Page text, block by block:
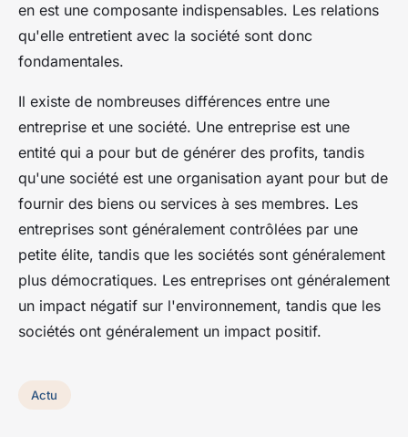
en est une composante indispensables. Les relations
qu'elle entretient avec la société sont donc
fondamentales.
Il existe de nombreuses différences entre une
entreprise et une société. Une entreprise est une
entité qui a pour but de générer des profits, tandis
qu'une société est une organisation ayant pour but de
fournir des biens ou services à ses membres. Les
entreprises sont généralement contrôlées par une
petite élite, tandis que les sociétés sont généralement
plus démocratiques. Les entreprises ont généralement
un impact négatif sur l'environnement, tandis que les
sociétés ont généralement un impact positif.
Actu